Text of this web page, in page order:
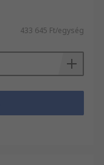
433 645 Ft/egység